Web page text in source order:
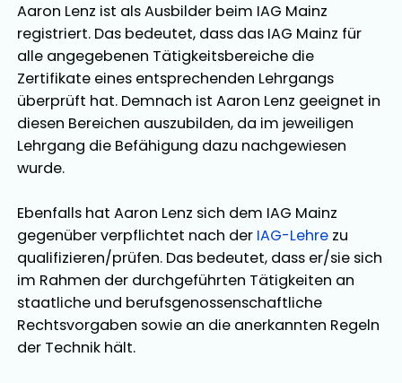
Aaron Lenz ist alsAusbilder beim IAG Mainz
registriert. Das bedeutet, dass das IAG Mainz für
alle angegebenen Tätigkeitsbereiche die
Zertifikate eines entsprechenden Lehrgangs
überprüft hat. Demnach istAaron Lenz geeignet in
diesen Bereichen auszubilden, da im jeweiligen
Lehrgang die Befähigung dazu nachgewiesen
wurde.
Ebenfalls hatAaron Lenz sich dem IAG Mainz
gegenüber verpflichtet nach der IAG-Lehre zu
qualifizieren/prüfen. Das bedeutet, dass er/sie sich
im Rahmen der durchgeführten Tätigkeiten an
staatliche und berufsgenossenschaftliche
Rechtsvorgaben sowie an die anerkannten Regeln
der Technik hält.